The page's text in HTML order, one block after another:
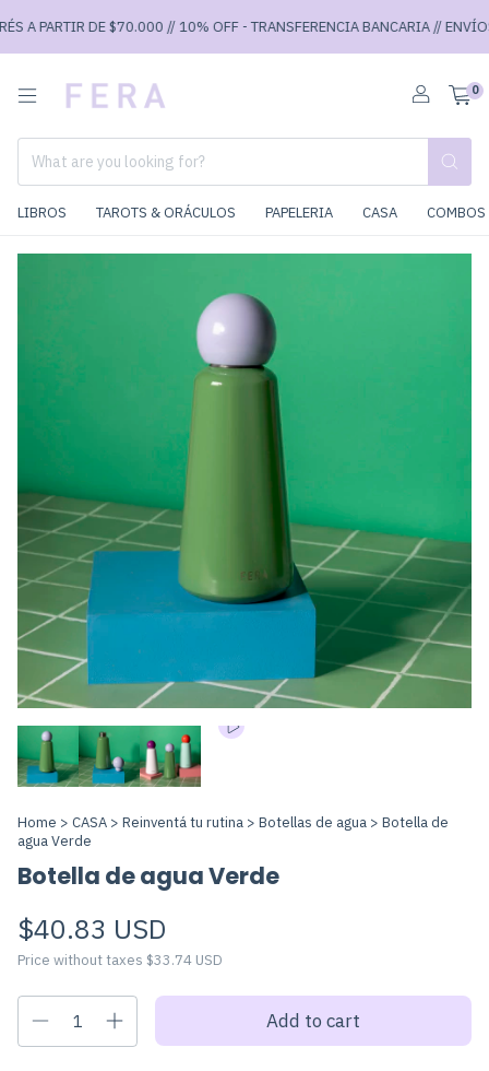
A PARTIR DE $70.000 // 10% OFF - TRANSFERENCIA BANCARIA //
0
LIBROS TAROTS & ORÁCULOS PAPELERIA CASA
Home > CASA > Reinventá tu rutina > Botellas de agua > Botella de
agua Verde
Botella de agua Verde
$40.83 USD
Price without taxes $33.74 USD